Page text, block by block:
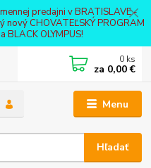
predajni v BRATISLAVE -
nový CHOVATEĽSKÝ PROGRAM
BLACK OLYMPUS!
Menu
Hľadať
0 ks
za 0,00 €